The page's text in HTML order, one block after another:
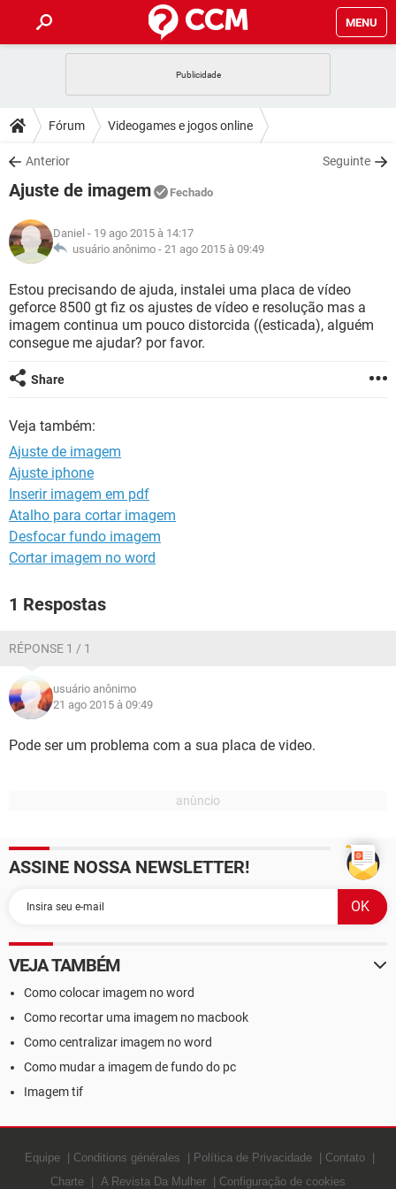
MENU
CELULAR FACEBOOK
OUTLOOK
INSTAGRAM GMAIL
GUIA DE COMPRAS
DICAS
JOGOS WHATSAPP
INSTAGRAM
GUIA DE COMPRAS
DOWNLOADS
JOGOS WHATSAPP
CELULAR
OUTLOOK EXCEL
INSTAGRAM GMAIL
GUIA DE COMPRAS
FÓRUM
JOGOS
CELULAR
OUTLOOK EXCEL
INSTAGRAM GMAIL
GLOSSÁRIO
WHATSAPP
CELULAR FACEBOOK
OUTLOOK
INSTAGRAM
Fórum Videogames e jogos online
Anterior Seguinte
Ajuste de imagem Fechado
Daniel - 19 ago 2015 à 14:17
usuário anônimo - 21 ago 2015 à 09:49
Estou precisando de ajuda, instalei uma placa de vídeo
geforce 8500 gt fiz os ajustes de vídeo e resolução mas a
imagem continua um pouco distorcida ((esticada), alguém
consegue me ajudar? por favor.
Share
Veja também:
Ajuste de imagem
Ajuste iphone
Inserir imagem em pdf
Atalho para cortar imagem
Desfocar fundo imagem
Cortar imagem no word
1 Respostas
RÉPONSE 1 / 1
usuário anônimo
21 ago 2015 à 09:49
Pode ser um problema com a sua placa de video.
ASSINE NOSSA NEWSLETTER!
VEJA TAMBÉM
Como colocar imagem no word
Como recortar uma imagem no macbook
Como centralizar imagem no word
Como mudar a imagem de fundo do pc
Imagem tif
Equipe Conditions générales Política de Privacidade
Contato
Charte
A Revista Da Mulher Configuração de cookies